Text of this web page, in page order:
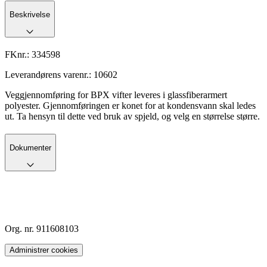
Beskrivelse
FKnr.: 334598
Leverandørens varenr.: 10602
Veggjennomføring for BPX vifter leveres i glassfiberarmert
polyester. Gjennomføringen er konet for at kondensvann skal ledes
ut. Ta hensyn til dette ved bruk av spjeld, og velg en størrelse større.
Dokumenter
Org. nr. 911608103
Administrer cookies